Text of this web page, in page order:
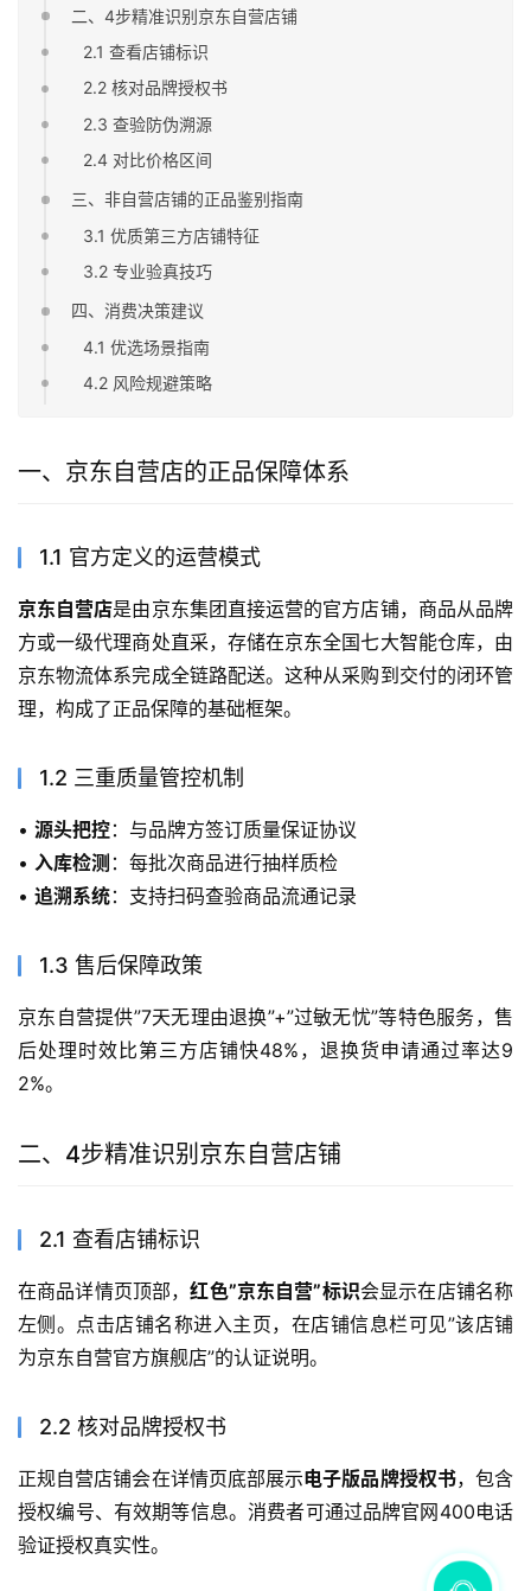
二、4步精准识别京东自营店铺
2.1 查看店铺标识
2.2 核对品牌授权书
2.3 查验防伪溯源
2.4 对比价格区间
三、非自营店铺的正品鉴别指南
3.1 优质第三方店铺特征
3.2 专业验真技巧
四、消费决策建议
4.1 优选场景指南
4.2 风险规避策略
一、京东自营店的正品保障体系
1.1 官方定义的运营模式
京东自营店是由京东集团直接运营的官方店铺，商品从品牌
方或一级代理商处直采，存储在京东全国七大智能仓库，由
京东物流体系完成全链路配送。这种从采购到交付的闭环管
理，构成了正品保障的基础框架。
1.2 三重质量管控机制
• 源头把控：与品牌方签订质量保证协议
• 入库检测 ：每批次商品进行抽样质检
• 追溯系统：支持扫码查验商品流通记录
1.3 售后保障政策
京东自营提供”7天无理由退换”+”过敏无忧”等特色服务，售
后处理时效比第三方店铺快48%，退换货申请通过率达9
2%。
二、4步精准识别京东自营店铺
2.1 查看店铺标识
在商品详情页顶部，红色”京东自营”标识会显示在店铺名称
左侧。点击店铺名称进入主页，在店铺信息栏可见”该店铺
为京东自营官方旗舰店”的认证说明。
2.2 核对品牌授权书
正规自营店铺会在详情页底部展示电子版品牌授权书，包含
授权编号、有效期等信息。消费者可通过品牌官网400电话
验证授权真实性。